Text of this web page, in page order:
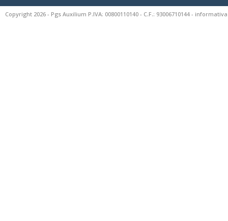
Copyright 2026 - Pgs Auxilium P.IVA: 00800110140 - C.F.: 93006710144 -